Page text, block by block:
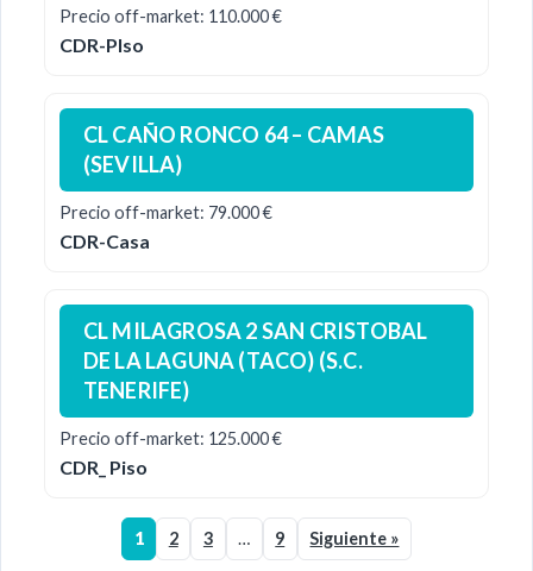
Precio off-market: 110.000 €
CDR-PIso
CL CAÑO RONCO 64 – CAMAS
(SEVILLA)
Precio off-market: 79.000 €
CDR-Casa
CL MILAGROSA 2 SAN CRISTOBAL
DE LA LAGUNA (TACO) (S.C.
TENERIFE)
Precio off-market: 125.000 €
CDR_ Piso
1 2 3 … 9 Siguiente »